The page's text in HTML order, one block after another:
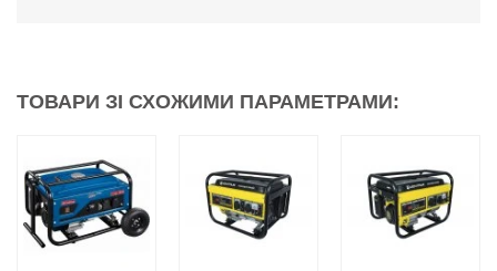
ТОВАРИ ЗІ СХОЖИМИ ПАРАМЕТРАМИ: